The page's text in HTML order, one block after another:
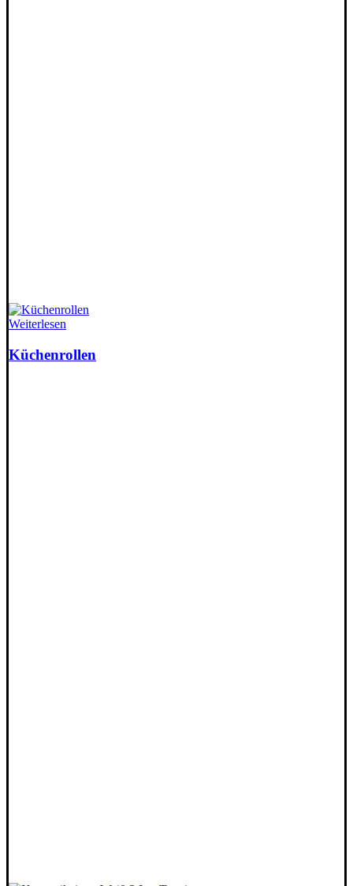
Weiterlesen
Küchenrollen